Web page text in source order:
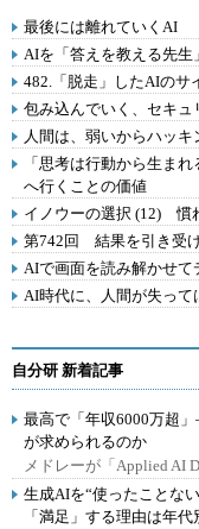
最後には離れていくAI
AIを「答えを教える先
482.「脱走」したAIのサ
包み込んでいく、セキュ
人間は、弱いからハッ
「思考は行動から生ま
へ行くことの価値
イノウーの選択 (12) 慣
第742回 結果を引き受
AIで画面を読み解かせ
AI時代に、人間が失っ
自分研 新着記事
最高で「年収6000万超
が求められるのか
メドレーが「Applied AI
生成AIを“使ったことな
「満足」する理由は年